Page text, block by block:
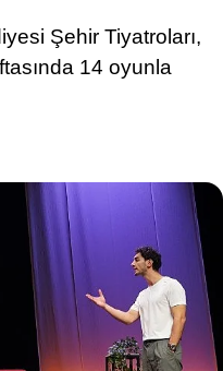
WhatsApp İhbar Hattı
Şehir Tiyatroları,
14 oyunla